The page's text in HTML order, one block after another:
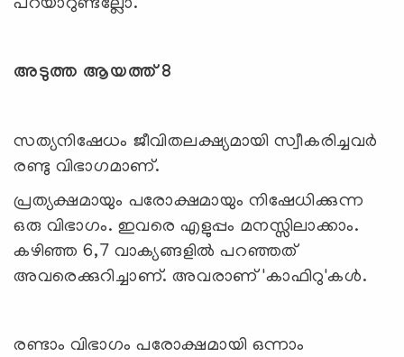
പറയാറുണ്ടല്ലോ.
അടുത്ത ആയത്ത് 8
സത്യനിഷേധം ജീവിതലക്ഷ്യമായി സ്വീകരിച്ചവര്‍
രണ്ടു വിഭാഗമാണ്.
പ്രത്യക്ഷമായും പരോക്ഷമായും നിഷേധിക്കുന്ന
ഒരു വിഭാഗം. ഇവരെ എളുപ്പം മനസ്സിലാക്കാം.
കഴിഞ്ഞ 6,7 വാക്യങ്ങളില്‍ പറഞ്ഞത്
അവരെക്കുറിച്ചാണ്. അവരാണ് 'കാഫിറു'കള്‍.
രണ്ടാം വിഭാഗം പരോക്ഷമായി ഒന്നാം